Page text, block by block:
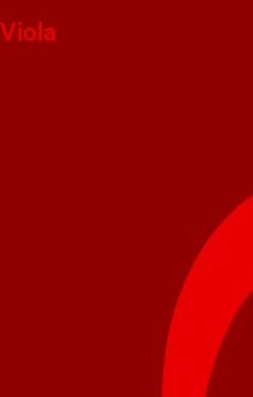
Viola